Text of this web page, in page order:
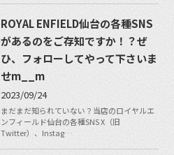
ROYAL ENFIELD仙台の各種SNS
があるのをご存知ですか！？ぜ
ひ、フォローしてやって下さいま
せm__m
2023/09/24
まだまだ知られていない？当店のロイヤルエ
ンフィールド仙台の各種SNS X（旧
Twitter）、Instag…